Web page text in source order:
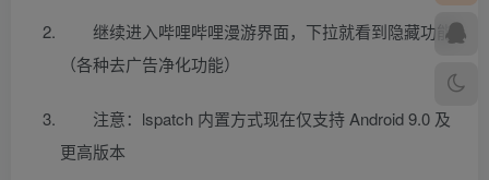
继续进入哔哩哔哩漫游界面，下拉就看到隐藏功能
（各种去广告净化功能）
注意：lspatch 内置方式现在仅支持 Android 9.0 及
更高版本